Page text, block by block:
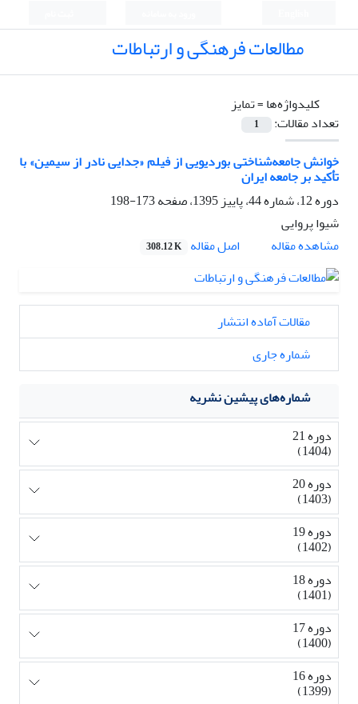
مطالعات فرهنگی و ارتباطات
کلیدواژه‌ها =تمایز
تعداد مقالات:
1
خوانش جامعه‌شناختی بوردیویی از فیلم «جدایی نادر از سیمین» با
تأکید بر جامعه ایران
دوره 12، شماره 44، پاییز 1395، صفحه
173-198
شیوا پروایی
مشاهده مقاله
اصل مقاله 308.12 K
مقالات آماده انتشار
شماره جاری
شماره‌های پیشین نشریه
دوره 21
(1404)
دوره 20
(1403)
دوره 19
(1402)
دوره 18
(1401)
دوره 17
(1400)
دوره 16
(1399)